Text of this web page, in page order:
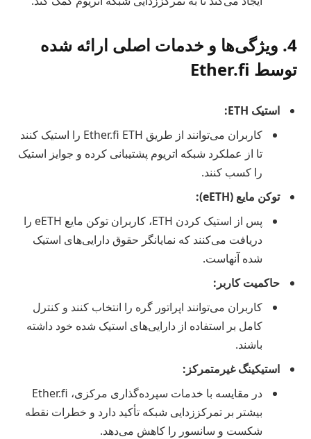
4. ویژگی‌ها و خدمات اصلی ارائه شده
توسط Ether.fi
استیک ETH:
کاربران می‌توانند از طریق Ether.fi ETH را استیک کنند
تا از عملکرد شبکه اتریوم پشتیبانی کرده و جوایز استیک
را کسب کنند.
توکن مایع (eETH):
پس از استیک کردن ETH، کاربران توکن مایع eETH را
دریافت می‌کنند که نمایانگر حقوق دارایی‌های استیک
شده آنهاست.
حاکمیت کاربر:
کاربران می‌توانند اپراتور گره را انتخاب کنند و کنترل
کامل بر استفاده از دارایی‌های استیک شده خود داشته
باشند.
استیکینگ غیرمتمرکز:
در مقایسه با خدمات سپرده‌گذاری مرکزی، Ether.fi
بیشتر بر تمرکززدایی شبکه تأکید دارد و خطرات نقطه
شکست و سانسور را کاهش می‌دهد.